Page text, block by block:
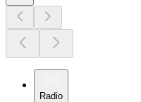
Radio